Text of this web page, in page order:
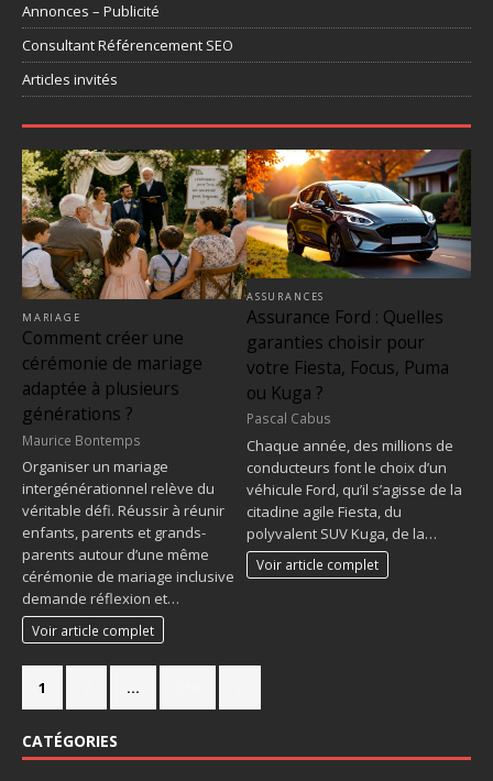
Annonces – Publicité
Consultant Référencement SEO
Articles invités
MARIAGE
Comment créer une
cérémonie de mariage
adaptée à plusieurs
générations ?
Maurice Bontemps
Organiser un mariage
intergénérationnel relève du
véritable défi. Réussir à réunir
enfants, parents et grands-
parents autour d’une même
cérémonie de mariage inclusive
demande réflexion et…
Voir article complet
ASSURANCES
Assurance Ford : Quelles
garanties choisir pour
votre Fiesta, Focus, Puma
ou Kuga ?
Pascal Cabus
Chaque année, des millions de
conducteurs font le choix d’un
véhicule Ford, qu’il s’agisse de la
citadine agile Fiesta, du
polyvalent SUV Kuga, de la…
Voir article complet
1 …
CATÉGORIES